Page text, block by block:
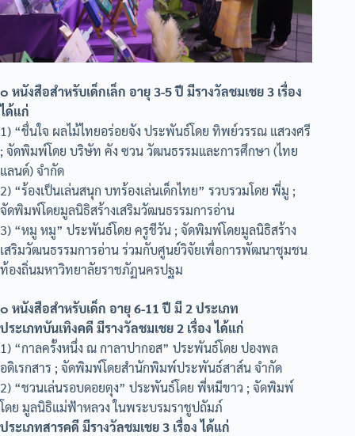
๐ หนังสือสำหรับเด็กเล็ก อายุ 3-5 ปี มีรางวัลชมเชย 3 เรื่อง
ได้แก่
1) “ชื่นใจ ผลไม้ไทยอร่อยจัง ประพันธ์โดย ทิพย์วรรณ แสวงศรี
; จัดพิมพ์โดย บริษัท คัง ซวน วัฒนธรรมและการศึกษา (ไทย
แลนด์) จำกัด
2) “ร้องเป็นเล่นสนุก บทร้องเล่นเด็กไทย” รวบรวมโดย พี่มู ;
จัดพิมพ์โดยมูลนิธิสร้างเสริมวัฒนธรรมการอ่าน
3) “หมู หมู” ประพันธ์โดย ครูชีวัน ; จัดพิมพ์โดยมูลนิธิสร้าง
เสริมวัฒนธรรมการอ่าน ร่วมกับศูนย์วิจัยเพื่อการพัฒนาชุมชน
ท้องถิ่นมหาวิทยาลัยราชภัฏนครปฐม
๐ หนังสือสำหรับเด็ก อายุ 6-11 ปี มี 2 ประเภท
ประเภทบันเทิงคดี มีรางวัลชมเชย 2 เรื่อง ได้แก่
1) “กาลครั้งหนึ่ง ณ กาลาปากอส” ประพันธ์โดย ปองพล
อดิเรกสาร ; จัดพิมพ์โดยสำนักพิมพ์ประพันธ์สาส์น จำกัด
2) “ชวนเล่นรอบดอยตุง” ประพันธ์โดย พี่หมีขาว ; จัดพิมพ์
โดย มูลนิธิแม่ฟ้าหลวง ในพระบรมราชูปถัมภ์
ประเภทสารคดี มีรางวัลชมเชย 3 เรื่อง ได้แก่